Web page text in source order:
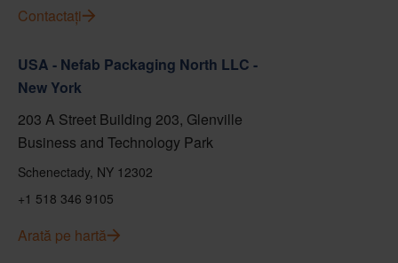
Contactați
USA - Nefab Packaging North LLC -
New York
203 A Street Building 203, Glenville
Business and Technology Park
Schenectady, NY 12302
+1 518 346 9105
Arată pe hartă